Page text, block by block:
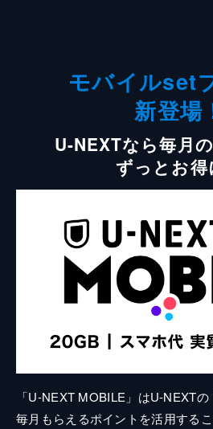
モバイルset
新登場
U-NEXTなら毎月
ずっとお得
「U-NEXT MOBILE」はU-NEXT
毎月もらえるポイントを活用する